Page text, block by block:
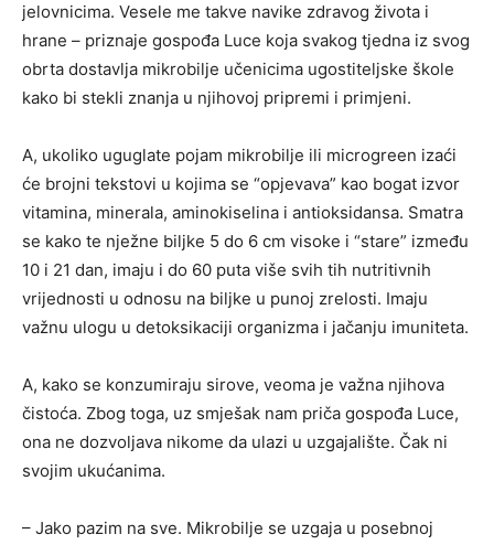
jelovnicima. Vesele me takve navike zdravog života i
hrane – priznaje gospođa Luce koja svakog tjedna iz svog
obrta dostavlja mikrobilje učenicima ugostiteljske škole
kako bi stekli znanja u njihovoj pripremi i primjeni.
A, ukoliko uguglate pojam mikrobilje ili microgreen izaći
će brojni tekstovi u kojima se “opjevava” kao bogat izvor
vitamina, minerala, aminokiselina i antioksidansa. Smatra
se kako te nježne biljke 5 do 6 cm visoke i “stare” između
10 i 21 dan, imaju i do 60 puta više svih tih nutritivnih
vrijednosti u odnosu na biljke u punoj zrelosti. Imaju
važnu ulogu u detoksikaciji organizma i jačanju imuniteta.
A, kako se konzumiraju sirove, veoma je važna njihova
čistoća. Zbog toga, uz smješak nam priča gospođa Luce,
ona ne dozvoljava nikome da ulazi u uzgajalište. Čak ni
svojim ukućanima.
– Jako pazim na sve. Mikrobilje se uzgaja u posebnoj